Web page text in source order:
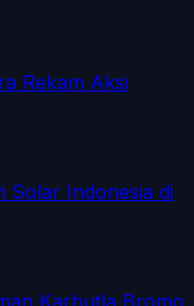
Rekam Aksi
Solar Indonesia di